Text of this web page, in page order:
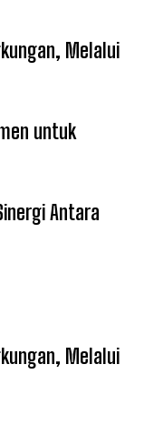
Melalui
untuk
Antara
Melalui